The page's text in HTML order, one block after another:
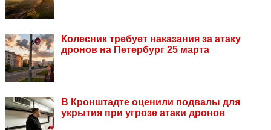
Колесник требует наказания за атаку
дронов на Петербург 25 марта
В Кронштадте оценили подвалы для
укрытия при угрозе атаки дронов